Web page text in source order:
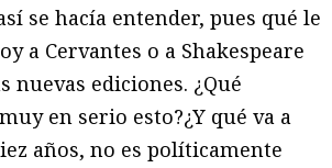
se hacía entender, pues qué le
a Cervantes o a Shakespeare
ediciones. ¿Qué
en serio esto?¿Y qué va a
años, no es políticamente